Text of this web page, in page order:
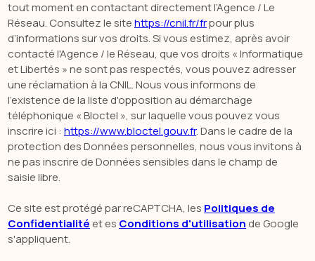
tout moment en contactant directement l’Agence / Le
Réseau. Consultez le sitehttps://cnil.fr/frpour plus
d’informations sur vos droits. Si vous estimez, après avoir
contacté l'Agence / le Réseau, que vos droits « Informatique
et Libertés » ne sont pas respectés, vous pouvez adresser
une réclamation à la CNIL. Nous vous informons de
l’existence de la liste d'opposition au démarchage
téléphonique « Bloctel », sur laquelle vous pouvez vous
inscrire ici : https://www.bloctel.gouv.fr. Dans le cadre de la
protection des Données personnelles, nous vous invitons à
ne pas inscrire de Données sensibles dans le champ de
saisie libre.
Ce site est protégé par reCAPTCHA, les Politiques de
Confidentialité et es Conditions d'utilisation de Google
s'appliquent.